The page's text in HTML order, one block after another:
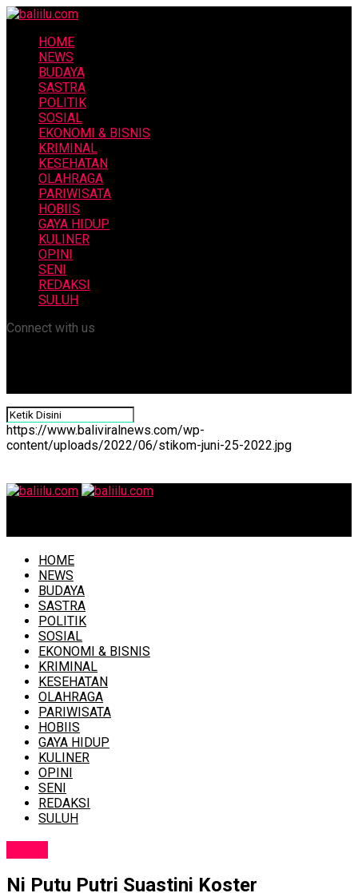
HOME
NEWS
BUDAYA
SASTRA
POLITIK
SOSIAL
EKONOMI & BISNIS
KRIMINAL
KESEHATAN
OLAHRAGA
PARIWISATA
HOBIIS
GAYA HIDUP
KULINER
OPINI
SENI
REDAKSI
SULUH
Connect with us
https://www.baliviralnews.com/wp-
content/uploads/2022/06/stikom-juni-25-2022.jpg
HOME
NEWS
BUDAYA
SASTRA
POLITIK
SOSIAL
EKONOMI & BISNIS
KRIMINAL
KESEHATAN
OLAHRAGA
PARIWISATA
HOBIIS
GAYA HIDUP
KULINER
OPINI
SENI
REDAKSI
SULUH
Ni Putu Putri Suastini Koster